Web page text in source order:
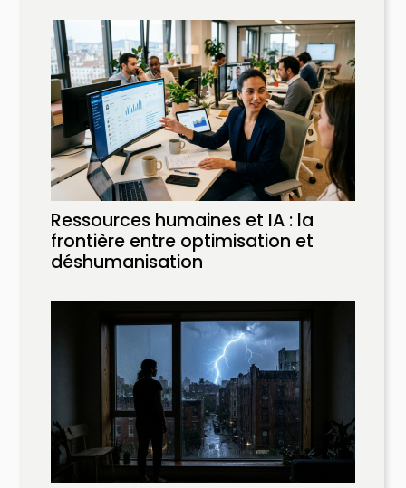
Ressources humaines et IA : la
frontière entre optimisation et
déshumanisation